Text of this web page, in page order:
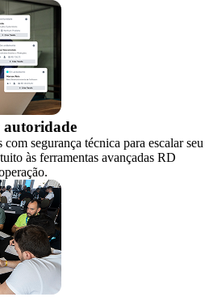
autoridade
segurança técnica para escalar seu
às ferramentas avançadas RD